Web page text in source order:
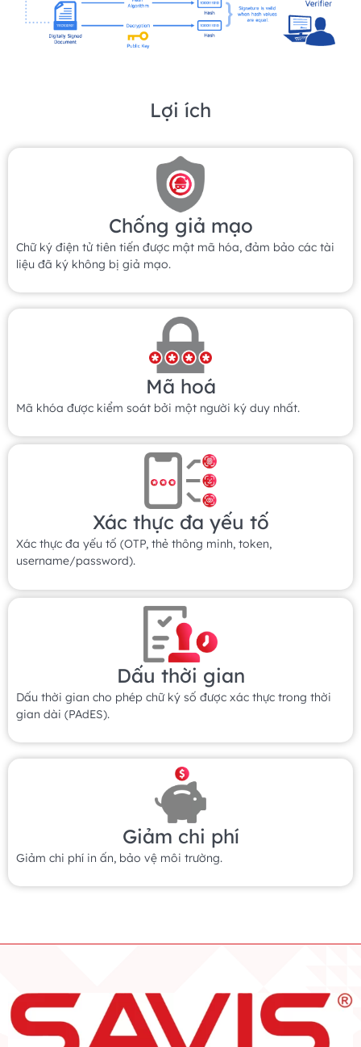
Lợi ích
Chống giả mạo
Chữ ký điện tử tiên tiến được mật mã hóa, đảm bảo các tài
liệu đã ký không bị giả mạo.
Mã hoá
Mã khóa được kiểm soát bởi một người ký duy nhất.
Xác thực đa yếu tố
Xác thực đa yếu tố (OTP, thẻ thông minh, token,
username/password).
Dấu thời gian
Dấu thời gian cho phép chữ ký số được xác thực trong thời
gian dài (PAdES).
Giảm chi phí
Giảm chi phí in ấn, bảo vệ môi trường.